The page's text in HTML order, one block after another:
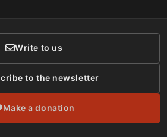
Write to us
to the newsletter
Make a donation